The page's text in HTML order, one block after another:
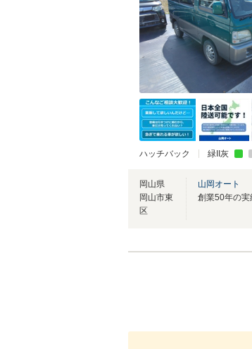
ハッチバック 緑II灰
岡山県
岡山市東
区
山岡オート